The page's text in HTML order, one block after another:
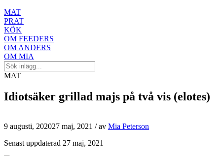
MAT
PRAT
KÖK
OM FEEDERS
OM ANDERS
OM MIA
MAT
Idiotsäker grillad majs på två vis (elotes)
9 augusti, 202027 maj, 2021 / av Mia Peterson
Senast uppdaterad 27 maj, 2021